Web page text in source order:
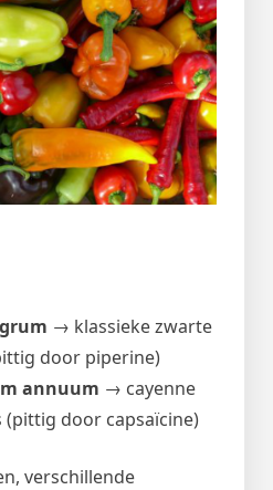
→ klassieke zwarte
door piperine)
annuum → cayenne
(pittig door capsaïcine)
verschillende